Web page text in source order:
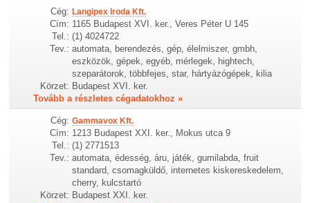
Cég: Langipex Iroda Kft.
Cím: 1165 Budapest XVI. ker., Veres Péter U 145
Tel.: (1) 4024722
Tev.: automata, berendezés, gép, élelmiszer, gmbh,
eszközök, gépek, egyéb, mérlegek, hightech,
szeparátorok, többfejes, star, hártyázógépek, kilia
Körzet: Budapest XVI. ker.
Tovább a részletes cégadatokhoz »
Cég: Gammavox Kft.
Cím: 1213 Budapest XXI. ker., Mokus utca 9
Tel.: (1) 2771513
Tev.: automata, édesség, áru, játék, gumilabda, fruit
standard, csomagküldő, internetes kiskereskedelem,
cherry, kulcstartó
Körzet: Budapest XXI. ker.